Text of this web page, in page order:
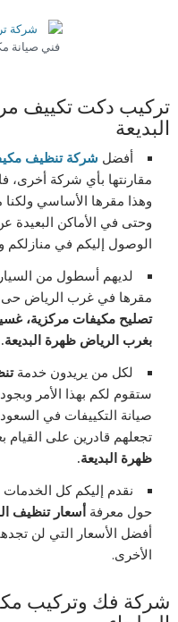
فني صيانة
تركيب دكت تكييف
البديعة
أفضل شركة تنظيف
مقارنتها بأي شركة
وهذا مقرها الأساسي
وحتى في الأماكن البعيدة
الوصول إليكم في منازلكم
لديهم أسطول من
مقرها في غرب الرياض حى
تصليح مكيفات مركزية،
بغرب الرياض ظهرة البديعة.
لكل من يريدون خدمة
ستقوم لكم بهذا الأمر
صيانة التكييفات في
تجعلهم قادرين على القيام
ظهرة البديعة.
نقدم إليكم كل
حول معرفةأسعار تنظيف
أفضل الأسعار التي لن
الأخرى.
شركة فك وتركيب